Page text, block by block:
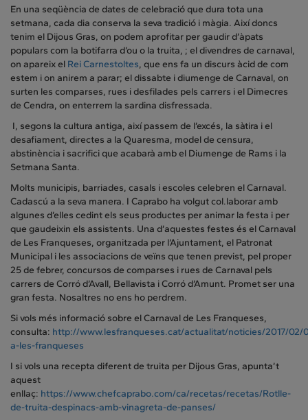
En una seqüència de dates de celebració que dura tota una
setmana, cada dia conserva la seva tradició i màgia. Així doncs
tenim el Dijous Gras, on podem aprofitar per gaudir d’àpats
populars com la botifarra d’ou o la truita, ; el divendres de carnaval,
on apareix el Rei Carnestoltes, que ens fa un discurs àcid de com
estem i on anirem a parar; el dissabte i diumenge de Carnaval, on
surten les comparses, rues i desfilades pels carrers i el Dimecres
de Cendra, on enterrem la sardina disfressada.
I, segons la cultura antiga, així passem de l’excés, la sàtira i el
desafiament, directes a la Quaresma, model de censura,
abstinència i sacrifici que acabarà amb el Diumenge de Rams i la
Setmana Santa.
Molts municipis, barriades, casals i escoles celebren el Carnaval.
Cadascú a la seva manera. I Caprabo ha volgut col.laborar amb
algunes d’elles cedint els seus productes per animar la festa i per
que gaudeixin els assistents. Una d’aquestes festes és el Carnaval
de Les Franqueses, organitzada per l’Ajuntament, el Patronat
Municipal i les associacions de veïns que tenen previst, pel proper
25 de febrer, concursos de comparses i rues de Carnaval pels
carrers de Corró d’Avall, Bellavista i Corró d’Amunt. Promet ser una
gran festa. Nosaltres no ens ho perdrem.
Si vols més informació sobre el Carnaval de Les Franqueses,
consulta: http://www.lesfranqueses.cat/actualitat/noticies/2017/02/
a-les-franqueses
I si vols una recepta diferent de truita per Dijous Gras, apunta’t
aquest
enllaç: https://www.chefcaprabo.com/ca/recetas/recetas/Rotlle-
de-truita-despinacs-amb-vinagreta-de-panses/